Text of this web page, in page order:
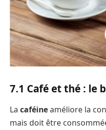
7.1 Café et thé : le
La caféineaméliore la
mais doit être